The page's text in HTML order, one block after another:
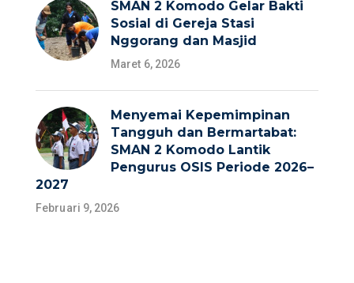
SMAN 2 Komodo Gelar Bakti
Sosial di Gereja Stasi
Nggorang dan Masjid
Maret 6, 2026
Menyemai Kepemimpinan
Tangguh dan Bermartabat:
SMAN 2 Komodo Lantik
Pengurus OSIS Periode 2026–
2027
Februari 9, 2026